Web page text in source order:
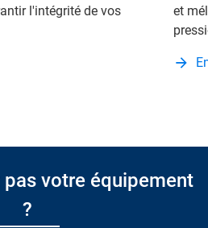
l'intégrité de vos
et
votre équipement
?